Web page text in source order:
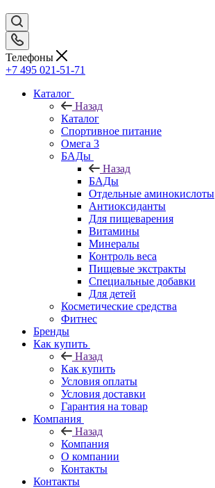
Телефоны
+7 495 021-51-71
Каталог
Назад
Каталог
Спортивное питание
Омега 3
БАДы
Назад
БАДы
Отдельные аминокислоты
Антиоксиданты
Для пищеварения
Витамины
Минералы
Контроль веса
Пищевые экстракты
Специальные добавки
Для детей
Косметические средства
Фитнес
Бренды
Как купить
Назад
Как купить
Условия оплаты
Условия доставки
Гарантия на товар
Компания
Назад
Компания
О компании
Контакты
Контакты